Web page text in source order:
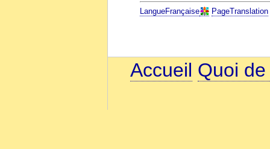
LangueFrançaise PageTranslation
Accueil Quoi